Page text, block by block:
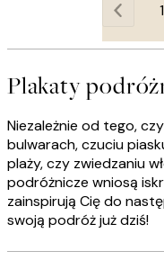
Plakaty
Niezależnie od tego,
bulwarach, czuciu
plaży, czy zwiedzaniu
podróżnicze wniosą
zainspirują Cię do
swoją podróż już dziś!